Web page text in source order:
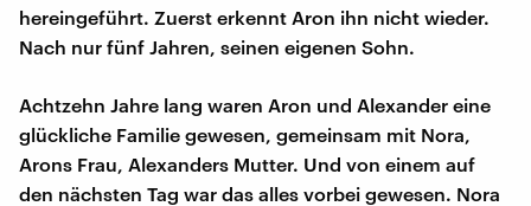
hereingeführt. Zuerst erkennt Aron ihn nicht wieder.
Nach nur fünf Jahren, seinen eigenen Sohn.
Achtzehn Jahre lang waren Aron und Alexander eine
glückliche Familie gewesen, gemeinsam mit Nora,
Arons Frau, Alexanders Mutter. Und von einem auf
den nächsten Tag war das alles vorbei gewesen. Nora